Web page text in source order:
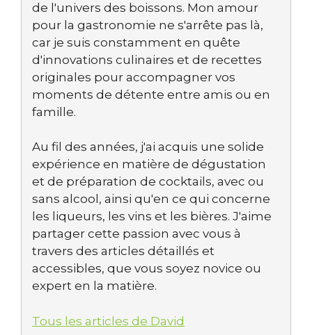
de l'univers des boissons. Mon amour
pour la gastronomie ne s'arrête pas là,
car je suis constamment en quête
d'innovations culinaires et de recettes
originales pour accompagner vos
moments de détente entre amis ou en
famille.
Au fil des années, j'ai acquis une solide
expérience en matière de dégustation
et de préparation de cocktails, avec ou
sans alcool, ainsi qu'en ce qui concerne
les liqueurs, les vins et les bières. J'aime
partager cette passion avec vous à
travers des articles détaillés et
accessibles, que vous soyez novice ou
expert en la matière.
Tous les articles de David